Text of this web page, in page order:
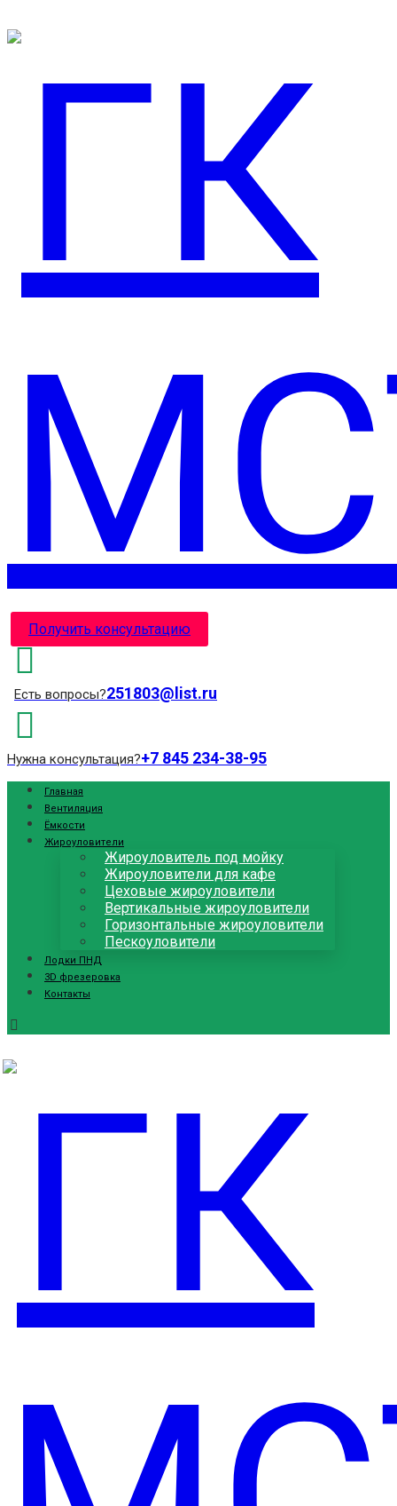
Получить консультацию
Есть вопросы?251803@list.ru
Нужна консультация?+7 845 234-38-95
Главная
Вентиляция
Ёмкости
Жироуловители
Жироуловитель под мойку
Жироуловители для кафе
Цеховые жироуловители
Вертикальные жироуловители
Горизонтальные жироуловители
Пескоуловители
Лодки ПНД
3D фрезеровка
Контакты